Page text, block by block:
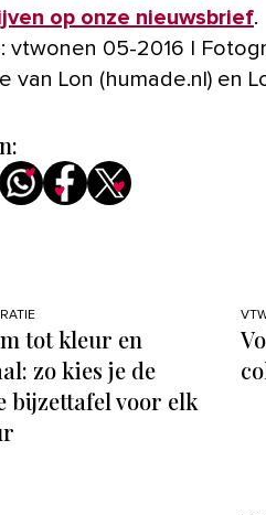
op onze nieuwsbrief.
vtwonen 05-2016 |
van Lon (humade.nl) en
tot kleur en
zo kies je de
bijzettafel voor elk